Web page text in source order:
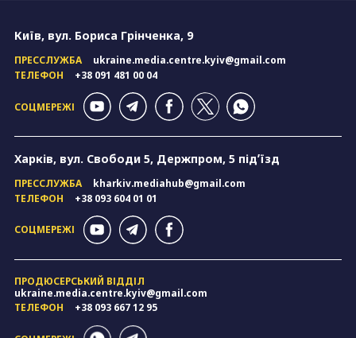
Київ, вул. Бориса Грінченка, 9
ПРЕССЛУЖБА
ukraine.media.centre.kyiv@gmail.com
ТЕЛЕФОН
+38 091 481 00 04
СОЦМЕРЕЖІ
Харків, вул. Свободи 5, Держпром, 5 підʼїзд
ПРЕССЛУЖБА
kharkiv.mediahub@gmail.com
ТЕЛЕФОН
+38 093 604 01 01
СОЦМЕРЕЖІ
ПРОДЮСЕРСЬКИЙ ВІДДІЛ
ukraine.media.centre.kyiv@gmail.com
ТЕЛЕФОН
+38 093 667 12 95